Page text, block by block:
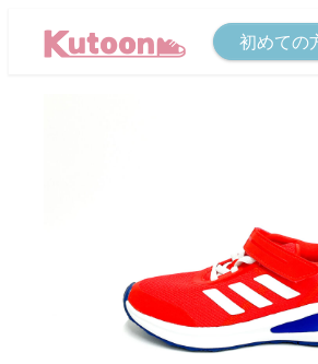
初めての